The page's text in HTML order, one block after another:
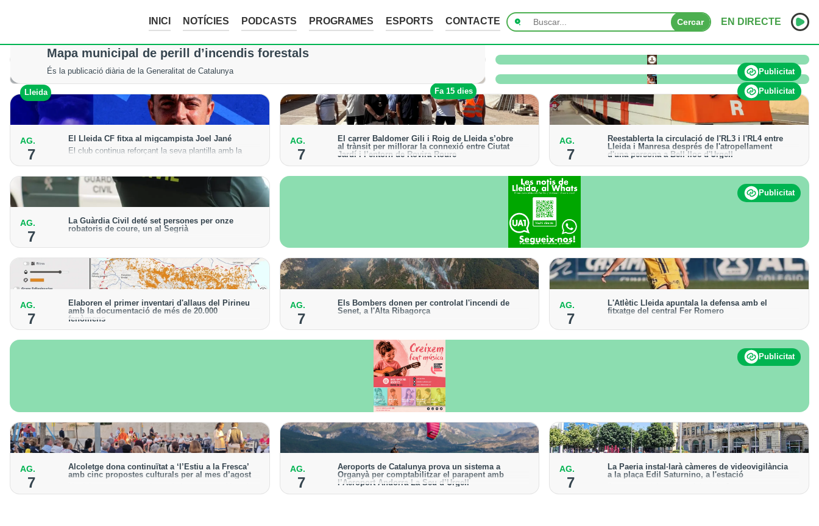
INICI NOTÍCIES PODCASTS PROGRAMES ESPORTS CONTACTE Cercar EN DIRECTE
INICI
NOTÍCIES
PODCASTS
PROGRAMES
ESPORTS
CONTACTE
La tempesta d’aquesta nit deixa pedregades de fins a 7 cm a Raimat, però la verema no pateix afectacions significatives
Tot i els xàfecs i la calamarsa, els cultius del Segrià, la Noguera i l’Urgell no han sofert danys
Publicitat
Lleida Fa 15 dies
Mapa municipal de perill d’incendis forestals
És la publicació diària de la Generalitat de Catalunya
Publicitat
AG.
7
El Lleida CF fitxa al migcampista Joel Jané
El club continua reforçant la seva plantilla amb la
2026-27
AG.
7
El carrer Baldomer Gili i Roig de Lleida s’obre
al trànsit per millorar la connexió entre Ciutat
Jardí i l’entorn de Rovira Roure
S’ha urbanitzat un tram de 135 metres, que incorpora
voreres accessibles, arbrat i renovació dels serveis
AG.
7
Reestablerta la circulació de l'RL3 i l'RL4 entre
Lleida i Manresa després de l'atropellament
d'una persona a Bell-lloc d'Urgell
Els trens aniran recuperant la freqüència de pas
habitual de forma progressiva
AG.
7
La Guàrdia Civil deté set persones per onze
robatoris de coure, un al Segrià
d'Aragó i Catalunya i en plantes fotovoltaiques de
Castella-la Manxa
Publicitat
AG.
7
Elaboren el primer inventari d'allaus del Pirineu
amb la documentació de més de 20.000
fenòmens
Obra de l'Institut Cartogràfic i Geològic de Catalunya,
amb dades a partir del 1427
AG.
7
Els Bombers donen per controlat l'incendi de
Senet, a l'Alta Ribagorça
mitjans aeris per detectar possibles punts calents
AG.
7
L'Atlètic Lleida apuntala la defensa amb el
fitxatge del central Fer Romero
Abreu
Publicitat
AG.
7
Alcoletge dona continuïtat a ‘l’Estiu a la Fresca’
amb cinc propostes culturals per al mes d’agost
l’astronomia amb ‘Alcoletge mira al cel’
AG.
7
Aeroports de Catalunya prova un sistema a
Organyà per comptabilitzar el parapent amb
l’Aeroport Andorra-La Seu d’Urgell
El dispositiu geolocalitza els parapentistes amb una
AG.
7
La Paeria instal·larà càmeres de videovigilància
a la plaça Edil Saturnino, a l'estació